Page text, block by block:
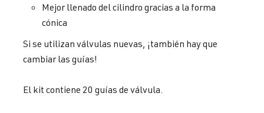
Mejor llenado del cilindro gracias a la forma
cónica
Si se utilizan válvulas nuevas, ¡también hay que
cambiar las guías!
El kit contiene 20 guías de válvula.